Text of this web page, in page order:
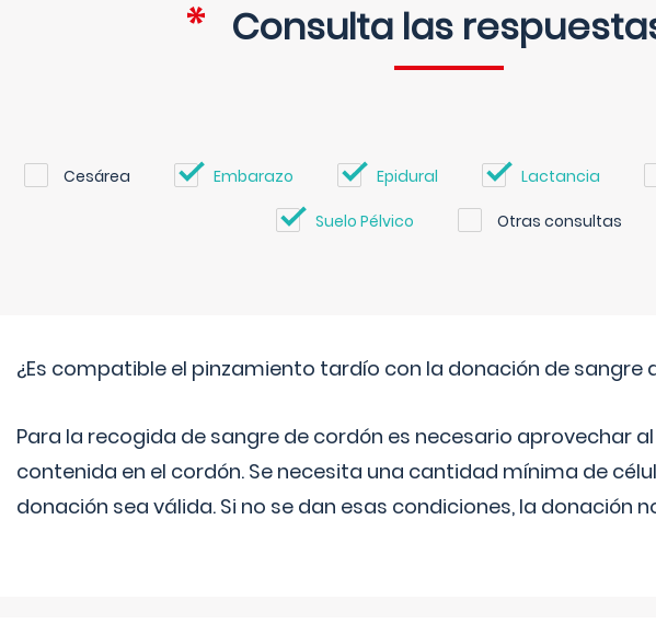
Consulta las
Cesárea Embarazo Epidural Lactancia
Suelo Pélvico Otras consultas
¿Es compatible el pinzamiento tardío con la donación de sangre
Para la recogida de sangre de cordón es necesario aprovechar
contenida en el cordón. Se necesita una cantidad mínima de
donación sea válida. Si no se dan esas condiciones, la donación